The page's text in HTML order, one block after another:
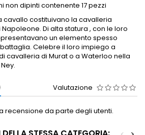
non dipinti contenente 17 pezzi
cavallo costituivano la cavalleria
Di alta statura , con le loro
un elemento spesso
Celebre il loro impiego a
cavalleria di Murat o a Waterloo nella
Valutazione
recensione da parte degli utenti.